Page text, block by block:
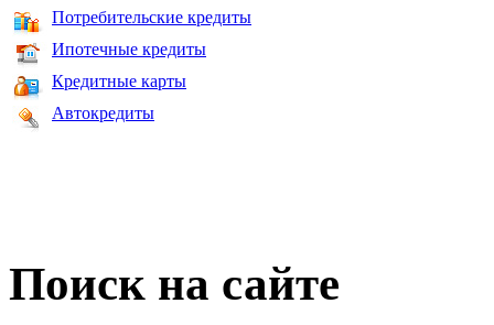
Потребительские кредиты
Ипотечные кредиты
Кредитные карты
Автокредиты
Поиск на сайте